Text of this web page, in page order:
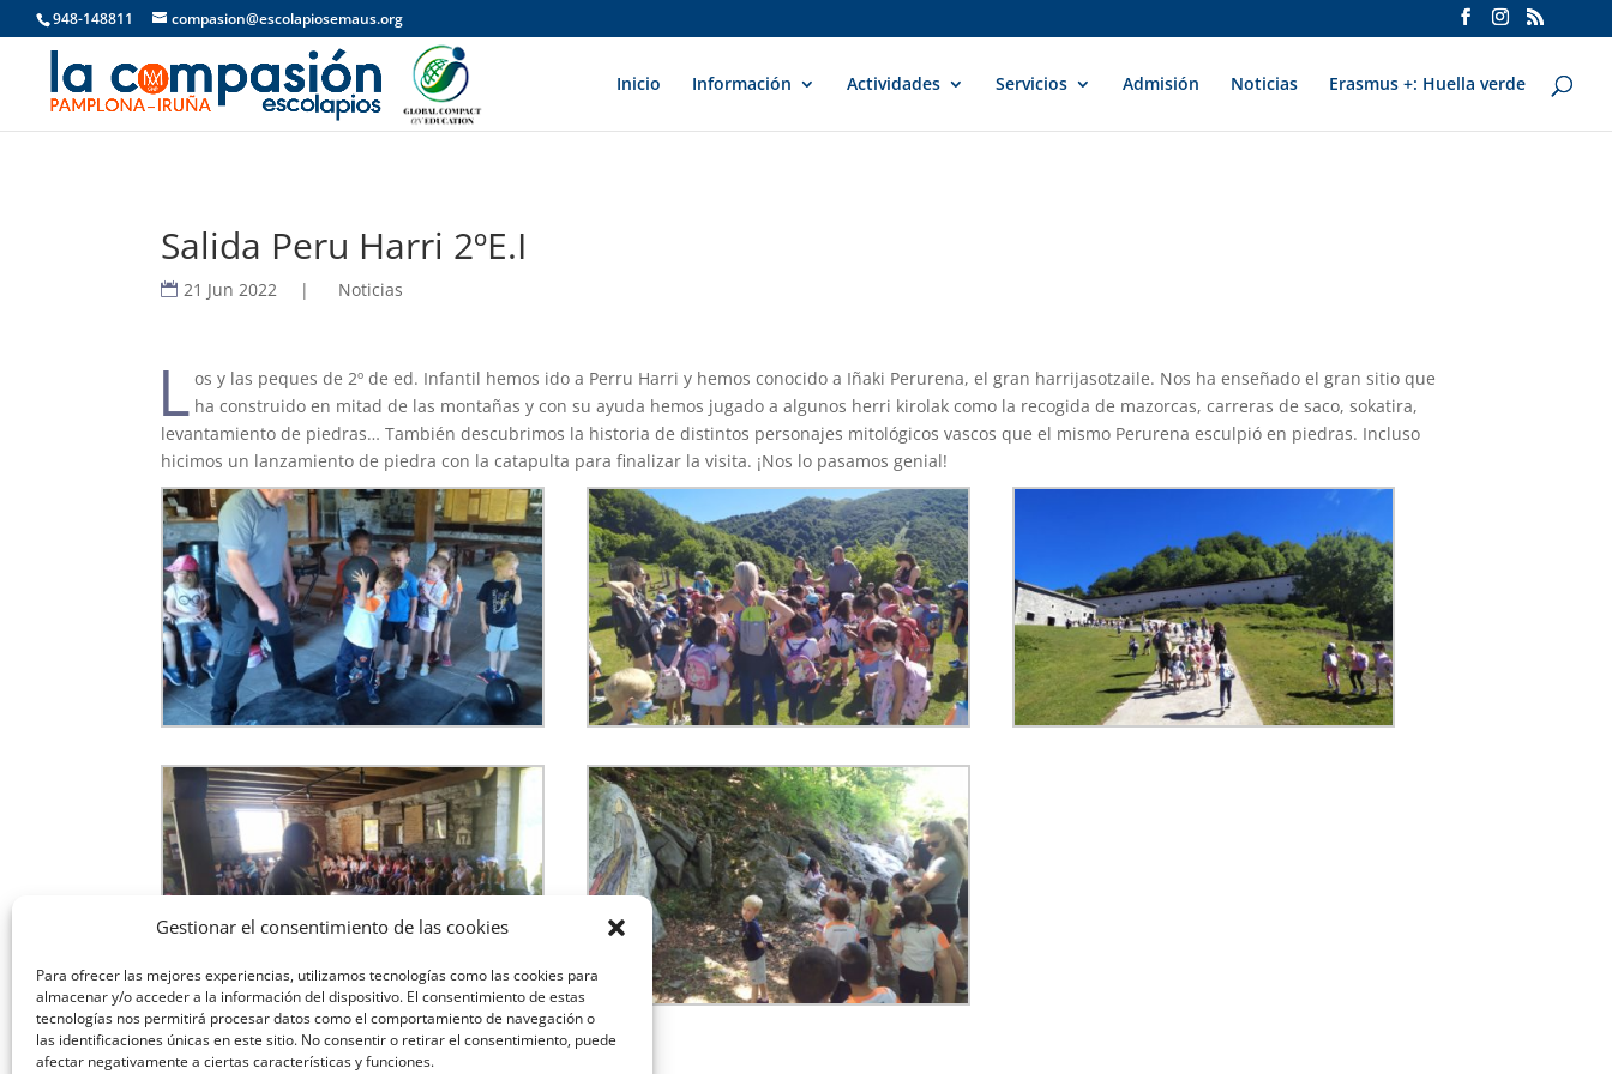
Gestionar el consentimiento de las cookies
Para ofrecer las mejores experiencias, utilizamos tecnologías como las cookies para
almacenar y/o acceder a la información del dispositivo. El consentimiento de estas
tecnologías nos permitirá procesar datos como el comportamiento de navegación o
las identificaciones únicas en este sitio. No consentir o retirar el consentimiento, puede
afectar negativamente a ciertas características y funciones.
948-148811 compasion@escolapiosemaus.org
Inicio Información Actividades Servicios Admisión Noticias Erasmus +: Huella verde
Salida Peru Harri 2ºE.I
21 Jun 2022 | Noticias
L os y las peques de 2º de ed. Infantil hemos ido a Perru Harri y hemos conocido a Iñaki Perurena, el gran harrijasotzaile. Nos ha enseñado el gran sitio que
ha construido en mitad de las montañas y con su ayuda hemos jugado a algunos herri kirolak como la recogida de mazorcas, carreras de saco, sokatira,
levantamiento de piedras… También descubrimos la historia de distintos personajes mitológicos vascos que el mismo Perurena esculpió en piedras. Incluso
hicimos un lanzamiento de piedra con la catapulta para finalizar la visita. ¡Nos lo pasamos genial!